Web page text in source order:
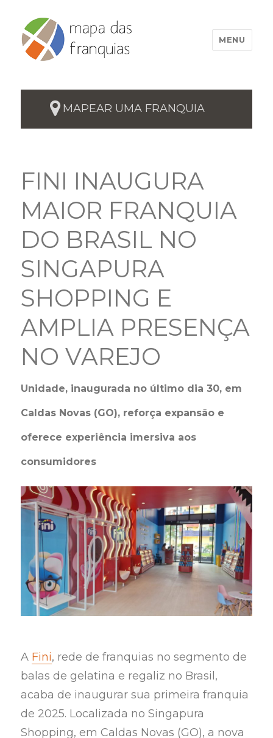
MENU
MAPEAR UMA FRANQUIA
FINI INAUGURA
MAIOR FRANQUIA
DO BRASIL NO
SINGAPURA
SHOPPING E
AMPLIA PRESENÇA
NO VAREJO
Unidade, inaugurada no último dia 30, em
Caldas Novas (GO), reforça expansão e
oferece experiência imersiva aos
consumidores
A Fini, rede de franquias no segmento de
balas de gelatina e regaliz no Brasil,
acaba de inaugurar sua primeira franquia
de 2025. Localizada no Singapura
Shopping, em Caldas Novas (GO), a nova